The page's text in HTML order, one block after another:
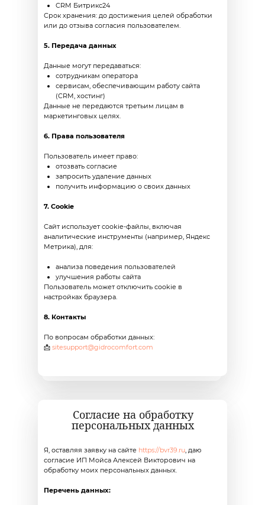
CRM Битрикс24
Срок хранения: до достижения целей обработки
или до отзыва согласия пользователем.
5. Передача данных
Данные могут передаваться:
сотрудникам оператора
сервисам, обеспечивающим работу сайта
(CRM, хостинг)
Данные не передаются третьим лицам в
маркетинговых целях.
6. Права пользователя
Пользователь имеет право:
отозвать согласие
запросить удаление данных
получить информацию о своих данных
7. Cookie
Сайт использует cookie-файлы, включая
аналитические инструменты (например, Яндекс
Метрика), для:
анализа поведения пользователей
улучшения работы сайта
Пользователь может отключить cookie в
настройках браузера.
8. Контакты
По вопросам обработки данных:
📩 sitesupport@gidrocomfort.com
Согласие на обработку
персональных данных
Я, оставляя заявку на сайте https://bvr39.ru, даю
согласие ИП Мойса Алексей Викторович на
обработку моих персональных данных.
Перечень данных: